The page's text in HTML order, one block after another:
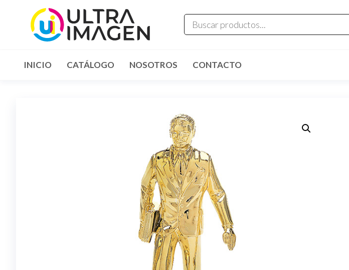
INICIO CATÁLOGO NOSOTROS CONTACTO